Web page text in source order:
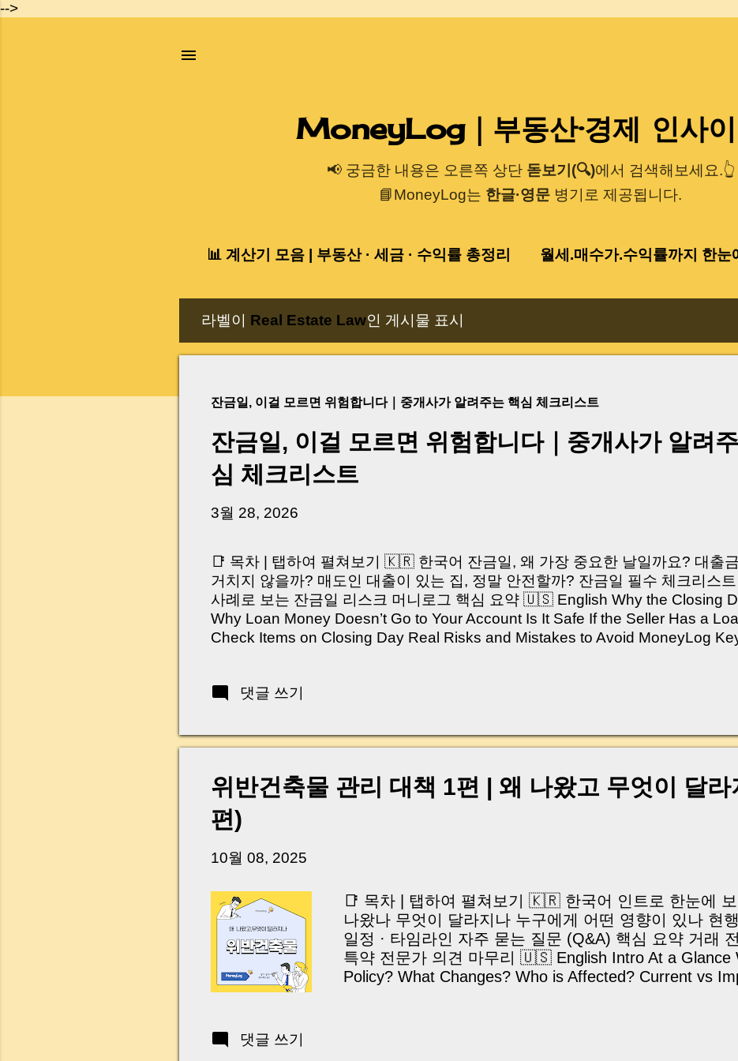
-->
기본 콘텐츠로 건너뛰기
MoneyLog｜부동산·경제 인사
📢 궁금한 내용은 오른쪽 상단돋보기(🔍)에서 검색해보세요.👆
📘MoneyLog는 한글·영문 병기로 제공됩니다.
📊 계산기 모음 | 부동산 · 세금 · 수익률 총정리 월세.매수가.수익률까지 한눈
라벨이 Real Estate Law인 게시물 표시
잔금일, 이걸 모르면 위험합니다｜중개사가 알려주는 핵심 체크리스트
잔금일, 이걸 모르면 위험합니다｜중개사가 알려
심 체크리스트
3월 28, 2026
📑 목차 | 탭하여 펼쳐보기 🇰🇷 한국어 잔금일, 왜 가장 중요한 날일까요? 대출
거치지 않을까? 매도인 대출이 있는 집, 정말 안전할까? 잔금일 필수 체크리스
사례로 보는 잔금일 리스크 머니로그 핵심 요약 🇺🇸 English Why the Closing
Why Loan Money Doesn’t Go to Your Account Is It Safe If the Seller Has a
Check Items on Closing Day Real Risks and Mistakes to Avoid MoneyLog
억 원이 한 번에 움직이는 가장 긴장되는 순간 입니다. 실제로 제가 중개 현장에
황이 있었습니다. 또 어떤 분은 이렇게 말씀하십니다. “내 대출인데 왜 내 통장으
“매도인이 대출 안 갚고 도망가면 어떡하죠?” 이 모든 불안, 사실은 ‘구조’를 몰
꼭 준비해야 하는지 중개 실무 기준으로 아주 쉽게 풀어드리겠습니다. 이 글 하나
하시면, 잔금일이 더 이상 두려운 날이 아니라 “내 집을 완성하는 마지막 퍼즐” 이
Introduction (Tap to expand) Have you ever thought like this? “Closing day…...
댓글 쓰기
위반건축물 관리 대책 1편 | 왜 나왔고 무엇이 달라
편)
10월 08, 2025
📑 목차 | 탭하여 펼쳐보기 🇰🇷 한국어 인트로 한눈에 보
나왔나 무엇이 달라지나 누구에게 어떤 영향이 있나 현
일정 · 타임라인 자주 묻는 질문 (Q&A) 핵심 요약 거래
특약 전문가 의견 마무리 🇺🇸 English Intro At a Glance
Policy? What Changes? Who is Affected? Current vs
반건축물 합리적 관리방안」 은 단순한 규제 강화가 아
댓글 쓰기